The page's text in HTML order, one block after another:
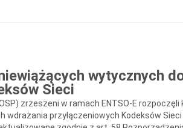
wytycznych
Sieci
zrzeszeni w ramach ENTSO-E
przyłączeniowych Kodeksów